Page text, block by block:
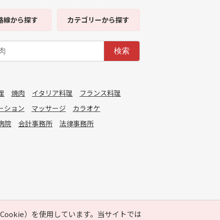
）を使用しています。当サイトでは
線から探す カテゴリーから探す
検索
焼肉 イタリア料理
フランス料理
ション マッサージ
カラオケ
院 会計事務所 法律事務所